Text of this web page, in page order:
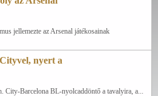
jellemezte az Arsenal játékosainak
nyert a
City-Barcelona BL-nyolcaddöntő a tavalyira, a...